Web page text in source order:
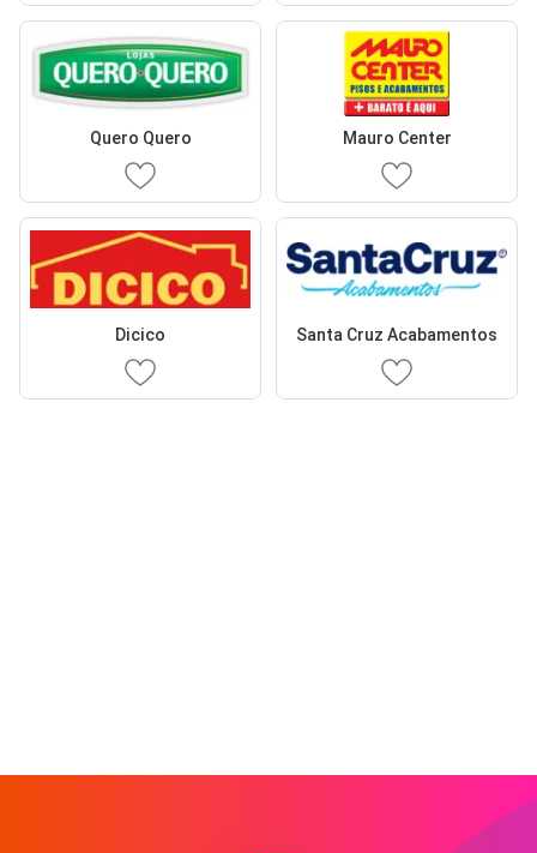
Quero Quero Mauro Center
Dicico Santa Cruz Acabamentos